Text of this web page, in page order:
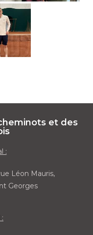
et des
:
Léon Mauris,
Georges